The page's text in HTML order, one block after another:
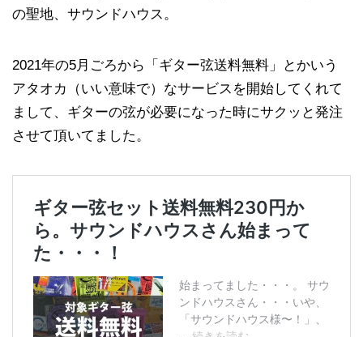
の聖地、サウンドハウス。
2021年の5月ごろから「ギター弦送料無料」とかいう
アタオカ（いい意味で）なサービスを開始してくれて
まして、ギターの弦が必要になった時にサクッと発注
させて頂いてました。